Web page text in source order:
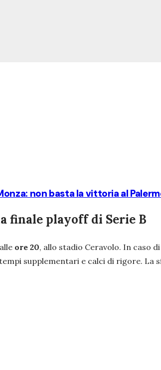
non basta la vittoria al
finale playoff di Serie B
ore 20, allo stadio Ceravolo. In caso
supplementari e calci di rigore. La